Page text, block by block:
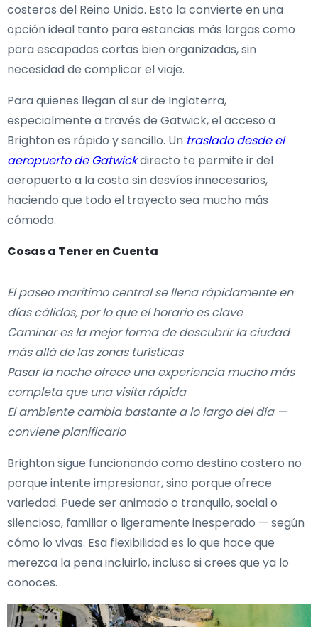
costeros del Reino Unido. Esto la convierte en una
opción ideal tanto para estancias más largas como
para escapadas cortas bien organizadas, sin
necesidad de complicar el viaje.
Para quienes llegan al sur de Inglaterra,
especialmente a través de Gatwick, el acceso a
Brighton es rápido y sencillo. Un traslado desde el
aeropuerto de Gatwickdirecto te permite ir del
aeropuerto a la costa sin desvíos innecesarios,
haciendo que todo el trayecto sea mucho más
cómodo.
Cosas a Tener en Cuenta
El paseo marítimo central se llena rápidamente en
días cálidos, por lo que el horario es clave
Caminar es la mejor forma de descubrir la ciudad
más allá de las zonas turísticas
Pasar la noche ofrece una experiencia mucho más
completa que una visita rápida
El ambiente cambia bastante a lo largo del día —
conviene planificarlo
Brighton sigue funcionando como destino costero no
porque intente impresionar, sino porque ofrece
variedad. Puede ser animado o tranquilo, social o
silencioso, familiar o ligeramente inesperado — según
cómo lo vivas. Esa flexibilidad es lo que hace que
merezca la pena incluirlo, incluso si crees que ya lo
conoces.